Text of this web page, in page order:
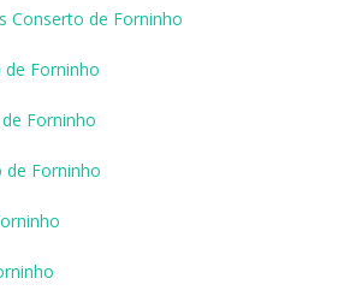
Conserto de Forninho
de Forninho
Forninho
de Forninho